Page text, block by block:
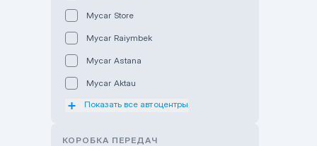
Mycar Store
Mycar Raiymbek
Mycar Astana
Mycar Aktau
Mycar Uralsk
Показать все автоцентры
КОРОБКА ПЕРЕДАЧ